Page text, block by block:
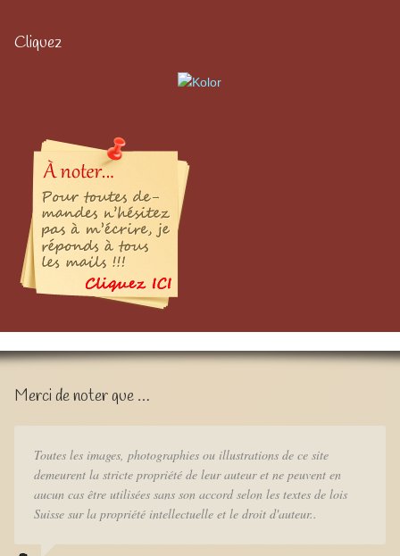
Cliquez
Merci de noter que …
Toutes les images, photographies ou illustrations de ce site
demeurent la stricte propriété de leur auteur et ne peuvent en
aucun cas être utilisées sans son accord selon les textes de lois
Suisse sur la propriété intellectuelle et le droit d'auteur..